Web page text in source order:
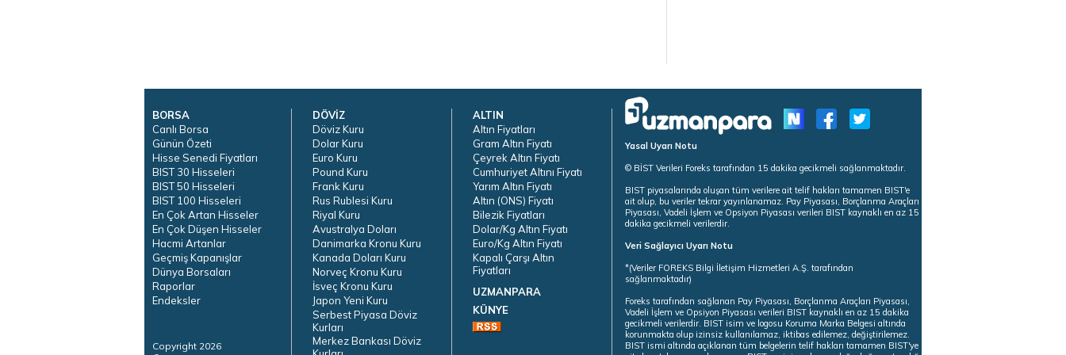
BORSA
Canlı Borsa
Günün Özeti
Hisse Senedi Fiyatları
BIST 30 Hisseleri
BIST 50 Hisseleri
BIST 100 Hisseleri
En Çok Artan Hisseler
En Çok Düşen Hisseler
Hacmi Artanlar
Geçmiş Kapanışlar
Dünya Borsaları
Raporlar
Endeksler
Copyright 2026
DÖVİZ
Döviz Kuru
Dolar Kuru
Euro Kuru
Pound Kuru
Frank Kuru
Rus Rublesi Kuru
Riyal Kuru
Avustralya Doları
Danimarka Kronu Kuru
Kanada Doları Kuru
Norveç Kronu Kuru
İsveç Kronu Kuru
Japon Yeni Kuru
Serbest Piyasa Döviz
Kurları
Merkez Bankası Döviz
ALTIN
Altın Fiyatları
Gram Altın Fiyatı
Çeyrek Altın Fiyatı
Cumhuriyet Altını Fiyatı
Yarım Altın Fiyatı
Altın (ONS) Fiyatı
Bilezik Fiyatları
Dolar/Kg Altın Fiyatı
Euro/Kg Altın Fiyatı
Kapalı Çarşı Altın
Fiyatları
UZMANPARA
KÜNYE
Yasal Uyarı Notu
© BİST Verileri Foreks tarafından 15 dakika gecikmeli sağlanmaktadır.
BIST piyasalarında oluşan tüm verilere ait telif hakları tamamen BIST'e
ait olup, bu veriler tekrar yayınlanamaz. Pay Piyasası, Borçlanma Araçları
Piyasası, Vadeli İşlem ve Opsiyon Piyasası verileri BIST kaynaklı en az 15
dakika gecikmeli verilerdir.
Veri Sağlayıcı Uyarı Notu
*(Veriler FOREKS Bilgi İletişim Hizmetleri A.Ş. tarafından
sağlanmaktadır)
Foreks tarafından sağlanan Pay Piyasası, Borçlanma Araçları Piyasası,
Vadeli İşlem ve Opsiyon Piyasası verileri BIST kaynaklı en az 15 dakika
gecikmeli verilerdir. BIST isim ve logosu Koruma Marka Belgesi altında
korunmakta olup izinsiz kullanılamaz, iktibas edilemez, değiştirilemez.
BIST ismi altında açıklanan tüm belgelerin telif hakları tamamen BIST'ye